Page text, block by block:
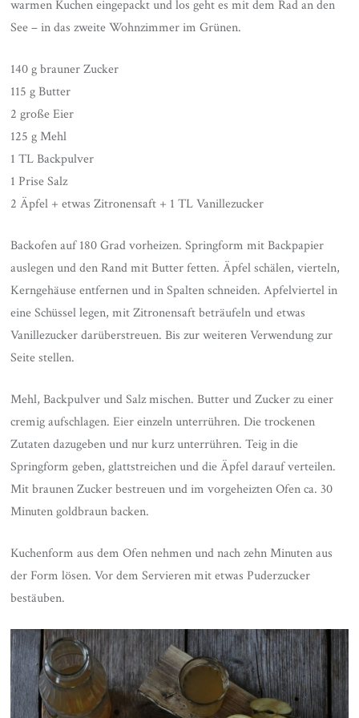
warmen Kuchen eingepackt und los geht es mit dem Rad an den
See – in das zweite Wohnzimmer im Grünen.
140 g brauner Zucker
115 g Butter
2 große Eier
125 g Mehl
1 TL Backpulver
1 Prise Salz
2 Äpfel + etwas Zitronensaft + 1 TL Vanillezucker
Backofen auf 180 Grad vorheizen. Springform mit Backpapier
auslegen und den Rand mit Butter fetten. Äpfel schälen, vierteln,
Kerngehäuse entfernen und in Spalten schneiden. Apfelviertel in
eine Schüssel legen, mit Zitronensaft beträufeln und etwas
Vanillezucker darüberstreuen. Bis zur weiteren Verwendung zur
Seite stellen.
Mehl, Backpulver und Salz mischen. Butter und Zucker zu einer
cremig aufschlagen. Eier einzeln unterrühren. Die trockenen
Zutaten dazugeben und nur kurz unterrühren. Teig in die
Springform geben, glattstreichen und die Äpfel darauf verteilen.
Mit braunen Zucker bestreuen und im vorgeheizten Ofen ca. 30
Minuten goldbraun backen.
Kuchenform aus dem Ofen nehmen und nach zehn Minuten aus
der Form lösen. Vor dem Servieren mit etwas Puderzucker
bestäuben.